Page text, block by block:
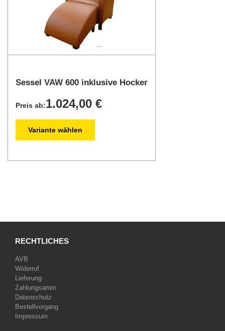
Sessel VAW 600 inklusive Hocker
Preis ab:1.024,00 €
Variante wählen
RECHTLICHES
AVB
Widerruf
Lieferung
Zahlungsarten
Datenschutz
Bestellvorgang
Impressum